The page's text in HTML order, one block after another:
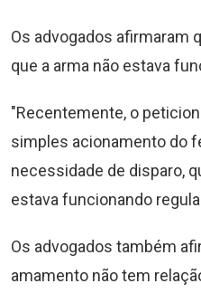
Os advogados afirmaram
que a arma não estava
"Recentemente, o
simples acionamento do
necessidade de disparo,
estava funcionando
Os advogados também
amamento não tem